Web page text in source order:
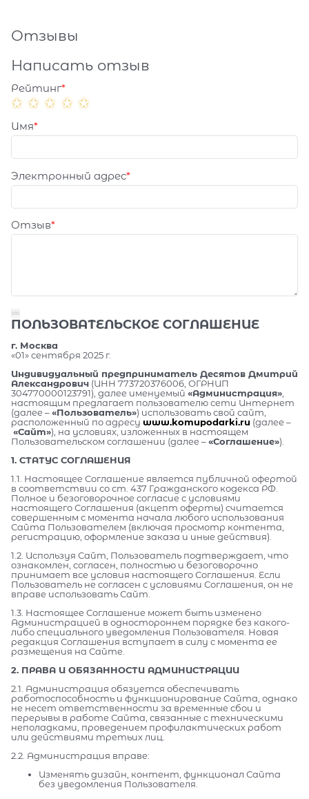
Отзывы
Написать отзыв
Рейтинг
Имя
Электронный адрес
Отзыв
ПОЛЬЗОВАТЕЛЬСКОЕ СОГЛАШЕНИЕ
г. Москва
«01» сентября 2025 г.
Индивидуальный предприниматель Десятов Дмитрий
Александрович (ИНН 773720376006, ОГРНИП
304770000123791), далее именуемый «Администрация»,
настоящим предлагает пользователю сети Интернет
(далее –«Пользователь») использовать свой сайт,
расположенный по адресу www.komupodarki.ru (далее –
«Сайт»), на условиях, изложенных в настоящем
Пользовательском соглашении (далее –«Соглашение»).
1. СТАТУС СОГЛАШЕНИЯ
1.1. Настоящее Соглашение является публичной офертой
в соответствии со ст. 437 Гражданского кодекса РФ.
Полное и безоговорочное согласие с условиями
настоящего Соглашения (акцепт оферты) считается
совершенным с момента начала любого использования
Сайта Пользователем (включая просмотр контента,
регистрацию, оформление заказа и иные действия).
1.2. Используя Сайт, Пользователь подтверждает, что
ознакомлен, согласен, полностью и безоговорочно
принимает все условия настоящего Соглашения. Если
Пользователь не согласен с условиями Соглашения, он не
вправе использовать Сайт.
1.3. Настоящее Соглашение может быть изменено
Администрацией в одностороннем порядке без какого-
либо специального уведомления Пользователя. Новая
редакция Соглашения вступает в силу с момента ее
размещения на Сайте.
2. ПРАВА И ОБЯЗАННОСТИ АДМИНИСТРАЦИИ
2.1. Администрация обязуется обеспечивать
работоспособность и функционирование Сайта, однако
не несет ответственности за временные сбои и
перерывы в работе Сайта, связанные с техническими
неполадками, проведением профилактических работ
или действиями третьих лиц.
2.2. Администрация вправе:
Изменять дизайн, контент, функционал Сайта
без уведомления Пользователя.